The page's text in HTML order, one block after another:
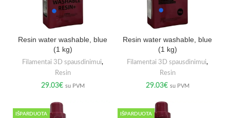
Resin water washable, blue
(1 kg)
Filamentai 3D spausdinimui,
Resin
29.03€ su PVM
Resin water washable, blue
(1 kg)
Filamentai 3D spausdinimui,
Resin
29.03€ su PVM
IŠPARDUOTA IŠPARDUOTA